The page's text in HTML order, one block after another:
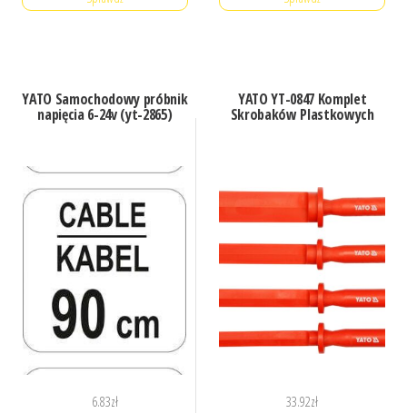
YATO Samochodowy próbnik
napięcia 6-24v (yt-2865)
6.83zł
YATO YT-0847 Komplet
Skrobaków Plastkowych
33.92zł